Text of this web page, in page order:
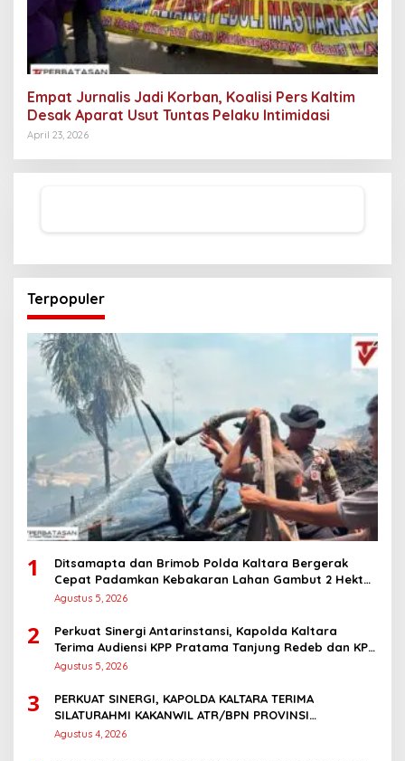
Empat Jurnalis Jadi Korban, Koalisi Pers Kaltim
Desak Aparat Usut Tuntas Pelaku Intimidasi
April 23, 2026
Terpopuler
1
Ditsamapta dan Brimob Polda Kaltara Bergerak
Cepat Padamkan Kebakaran Lahan Gambut 2 Hektar
di Bulungan
Agustus 5, 2026
2
Perkuat Sinergi Antarinstansi, Kapolda Kaltara
Terima Audiensi KPP Pratama Tanjung Redeb dan KPP
Pratama Tarakan
Agustus 5, 2026
3
PERKUAT SINERGI, KAPOLDA KALTARA TERIMA
SILATURAHMI KAKANWIL ATR/BPN PROVINSI
KALIMANTAN UTARA
Agustus 4, 2026